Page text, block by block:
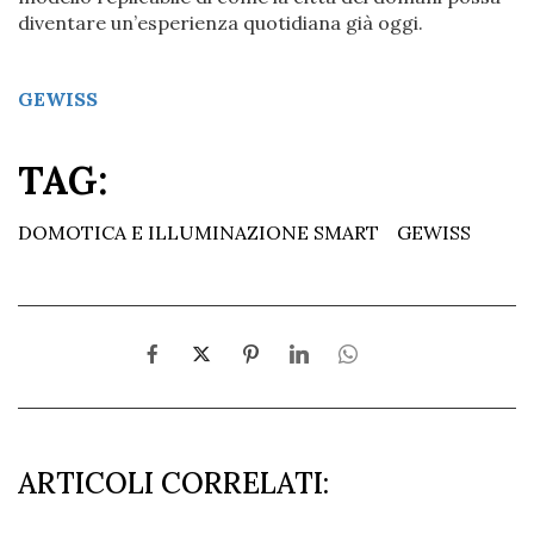
diventare un’esperienza quotidiana già oggi.
GEWISS
TAG:
DOMOTICA E ILLUMINAZIONE SMART GEWISS
ARTICOLI CORRELATI: